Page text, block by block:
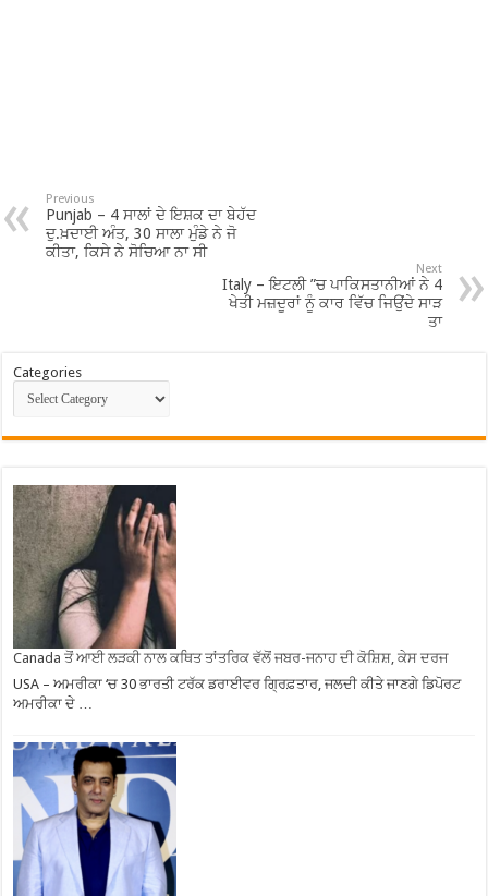
Previous
Punjab – 4 ਸਾਲਾਂ ਦੇ ਇਸ਼ਕ ਦਾ ਬੇਹੱਦ
ਦੁ.ਖ਼ਦਾਈ ਅੰਤ, 30 ਸਾਲਾ ਮੁੰਡੇ ਨੇ ਜੋ
ਕੀਤਾ, ਕਿਸੇ ਨੇ ਸੋਚਿਆ ਨਾ ਸੀ
Next
Italy – ਇਟਲੀ ”ਚ ਪਾਕਿਸਤਾਨੀਆਂ ਨੇ 4
ਖੇਤੀ ਮਜ਼ਦੂਰਾਂ ਨੂੰ ਕਾਰ ਵਿੱਚ ਜਿਉਂਦੇ ਸਾੜ
ਤਾ
Categories
Canada ਤੋਂ ਆਈ ਲੜਕੀ ਨਾਲ ਕਥਿਤ ਤਾਂਤਰਿਕ ਵੱਲੋਂ ਜਬਰ-ਜਨਾਹ ਦੀ ਕੋਸ਼ਿਸ਼, ਕੇਸ ਦਰਜ
USA – ਅਮਰੀਕਾ ‘ਚ 30 ਭਾਰਤੀ ਟਰੱਕ ਡਰਾਈਵਰ ਗ੍ਰਿਫ਼ਤਾਰ, ਜਲਦੀ ਕੀਤੇ ਜਾਣਗੇ ਡਿਪੋਰਟ
ਅਮਰੀਕਾ ਦੇ …